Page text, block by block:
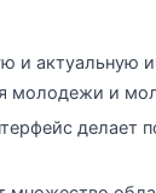
и актуальную
молодежи и
делает